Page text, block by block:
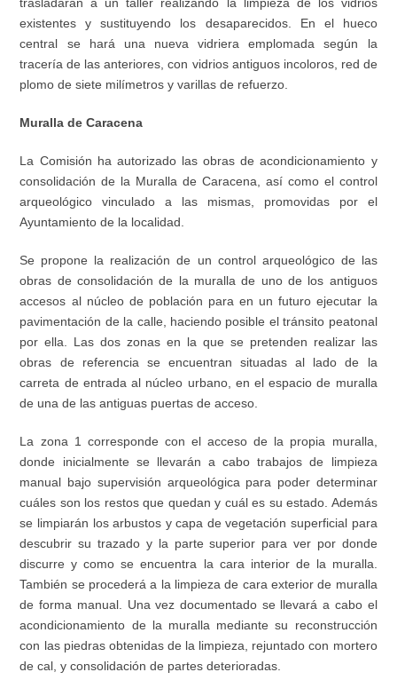
trasladarán a un taller realizando la limpieza de los vidrios
existentes y sustituyendo los desaparecidos. En el hueco
central se hará una nueva vidriera emplomada según la
tracería de las anteriores, con vidrios antiguos incoloros, red de
plomo de siete milímetros y varillas de refuerzo.
Muralla de Caracena
La Comisión ha autorizado las obras de acondicionamiento y
consolidación de la Muralla de Caracena, así como el control
arqueológico vinculado a las mismas, promovidas por el
Ayuntamiento de la localidad.
Se propone la realización de un control arqueológico de las
obras de consolidación de la muralla de uno de los antiguos
accesos al núcleo de población para en un futuro ejecutar la
pavimentación de la calle, haciendo posible el tránsito peatonal
por ella. Las dos zonas en la que se pretenden realizar las
obras de referencia se encuentran situadas al lado de la
carreta de entrada al núcleo urbano, en el espacio de muralla
de una de las antiguas puertas de acceso.
La zona 1 corresponde con el acceso de la propia muralla,
donde inicialmente se llevarán a cabo trabajos de limpieza
manual bajo supervisión arqueológica para poder determinar
cuáles son los restos que quedan y cuál es su estado. Además
se limpiarán los arbustos y capa de vegetación superficial para
descubrir su trazado y la parte superior para ver por donde
discurre y como se encuentra la cara interior de la muralla.
También se procederá a la limpieza de cara exterior de muralla
de forma manual. Una vez documentado se llevará a cabo el
acondicionamiento de la muralla mediante su reconstrucción
con las piedras obtenidas de la limpieza, rejuntado con mortero
de cal, y consolidación de partes deterioradas.